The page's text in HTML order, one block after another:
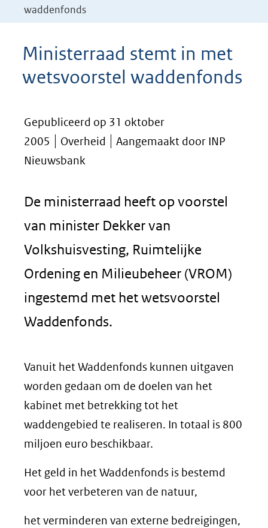
waddenfonds
Ministerraad stemt in met
wetsvoorstel waddenfonds
Gepubliceerd op 31 oktober
2005
Overheid
Aangemaakt door INP
Nieuwsbank
De ministerraad heeft op voorstel
van minister Dekker van
Volkshuisvesting, Ruimtelijke
Ordening en Milieubeheer (VROM)
ingestemd met het wetsvoorstel
Waddenfonds.
Vanuit het Waddenfonds kunnen uitgaven
worden gedaan om de doelen van het
kabinet met betrekking tot het
waddengebied te realiseren. In totaal is 800
miljoen euro beschikbaar.
Het geld in het Waddenfonds is bestemd
voor het verbeteren van de natuur,
het verminderen van externe bedreigingen,